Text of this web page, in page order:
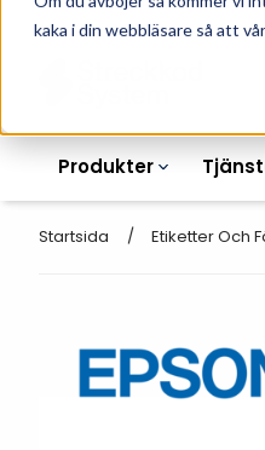
kaka i din webbläsare så att
010-162 61 90
Produkter
Etikettskrivare
Armbandsskrivare
Otryckta
Laseretikett_A4
Startsida Etiketter Och